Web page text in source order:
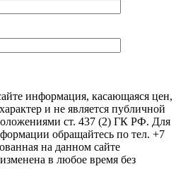
информация, касающаяся цен,
и не является публичной
ст. 437 (2) ГК РФ. Для
обращайтесь по тел. +7
на данном сайте
в любое время без